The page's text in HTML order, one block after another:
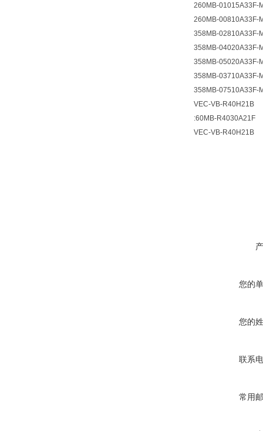
260MB-01015A33F-
260MB-00810A33F-
358MB-02810A33F-
358MB-04020A33F-
358MB-05020A33F-
358MB-03710A33F-
358MB-07510A33F-
VEC-VB-R40H21B
:60MB-R4030A21F
VEC-VB-R40H21B
您的
您的
联系
常用